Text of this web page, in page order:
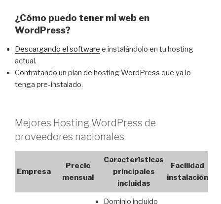
¿Cómo puedo tener mi web en
WordPress?
Descargando el software e instalándolo en tu hosting
actual.
Contratando un plan de hosting WordPress que ya lo
tenga pre-instalado.
Mejores Hosting WordPress de
proveedores nacionales
Empresa
Precio
mensual
Características
principales
incluidas
Facilidad
instalación
Dominio incluido